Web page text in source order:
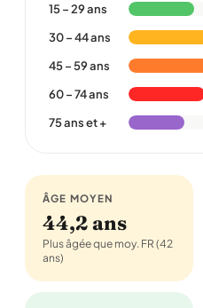
15 – 29 ans
30 – 44 ans
45 – 59 ans
60 – 74 ans
75 ans et +
ÂGE MOYEN
44,2 ans
Plus âgée que moy. FR (42
ans)